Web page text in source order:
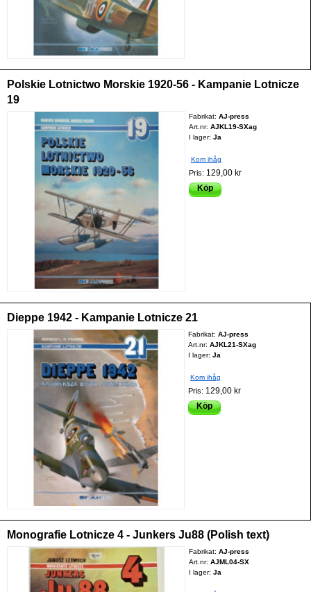
Polskie Lotnictwo Morskie 1920-56 - Kampanie Lotnicze
19
Fabrikat: AJ-press
Art.nr: AJKL19-SXag
I lager: Ja
Kom ihåg
Pris: 129,00 kr
Köp
Dieppe 1942 - Kampanie Lotnicze 21
Fabrikat:AJ-press
Art.nr:AJKL21-SXag
I lager: Ja
Kom ihåg
Pris: 129,00 kr
Köp
Monografie Lotnicze 4 - Junkers Ju88 (Polish text)
Fabrikat: AJ-press
Art.nr: AJML04-SX
I lager: Ja